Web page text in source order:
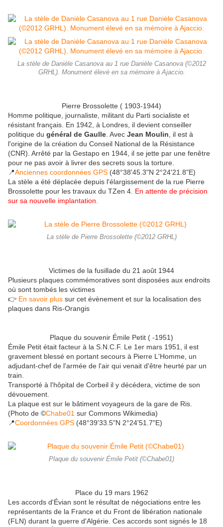
La stèle de Danièle Casanova au 1 rue Danièle Casanova (©2012
GRHL). Monument élevé en sa mémoire à Ajaccio.
Pierre Brossolette ( 1903-1944)
Homme politique, journaliste, militant du Parti socialiste et
résistant français. En 1942, à Londres, il devient conseiller
politique du général de Gaulle . Avec Jean Moulin , il est à
l'origine de la création du Conseil National de la Résistance
(CNR). Arrêté par la Gestapo en 1944, il se jette par une fenêtre
pour ne pas avoir à livrer des secrets sous la torture.
📍Anciennes coordonnées GPS (48°38'45.3"N 2°24'21.8"E)
La stèle a été déplacée depuis l'élargissement de la rue Pierre
Brossolette pour les travaux du TZen 4. En attente de précision
sur sa nouvelle implantation.
La stèle de Pierre Brossolette (©2012 GRHL)
Victimes de la fusillade du 21 août 1944
Plusieurs plaques commémoratives sont disposées aux endroits
où sont tombés les victimes
👉 En savoir plus sur cet évènement et sur la localisation des
plaques dans Ris-Orangis
Plaque du souvenir Émile Petit ( -1951)
Émile Petit était facteur à la S.N.C.F. Le 1er mars 1951, il est
gravement blessé en portant secours à Pierre L'Homme, un
adjudant-chef de l'armée de l'air qui venait d'être heurté par un
train.
Transporté à l'hôpital de Corbeil il y décédera, victime de son
dévouement.
La plaque est sur le bâtiment voyageurs de la gare de Ris.
(Photo de ©Chabe01 sur Commons Wikimedia)
📍Coordonnées GPS (48°39'33.5"N 2°24'51.7"E)
Plaque du souvenir Émile Petit (©Chabe01)
Place du 19 mars 1962
Les accords d'Évian sont le résultat de négociations entre les
représentants de la France et du Front de libération nationale
(FLN) durant la guerre d'Algérie. Ces accords sont signés le 18